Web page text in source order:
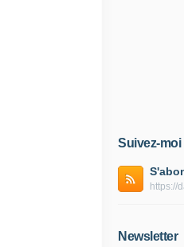
Suivez-moi
https://
Newsletter